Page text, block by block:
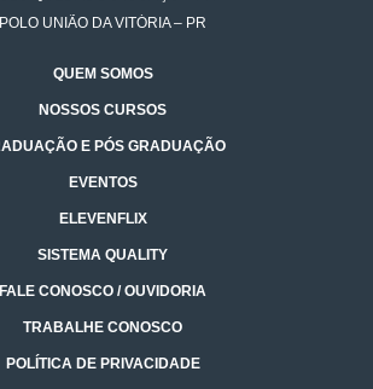
POLO UNIÃO DA VITÓRIA – PR
QUEM SOMOS
NOSSOS CURSOS
E PÓS GRADUAÇÃO
EVENTOS
ELEVENFLIX
SISTEMA QUALITY
FALE CONOSCO / OUVIDORIA
TRABALHE CONOSCO
POLÍTICA DE PRIVACIDADE